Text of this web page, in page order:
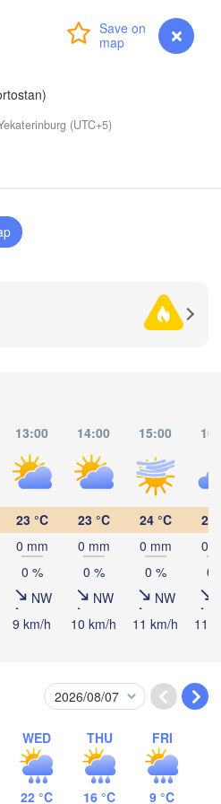
myVentusky Forecast
(UTC+5)
13:00 14:00 15:00
23 °C
0 mm
0 %
NW
9 km/h
23 °C
0 mm
0 %
NW
10 km/h
24 °C
0 mm
0 %
NW
11 km/h
24
0
0
11
WED
22 °C
THU
16 °C
FRI
9 °C
Екібастұз
Қарағанды
(Qarağandy)